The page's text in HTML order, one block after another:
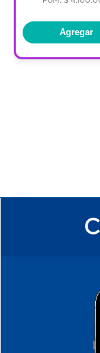
Agregar